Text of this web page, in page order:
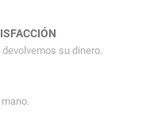
su dinero.